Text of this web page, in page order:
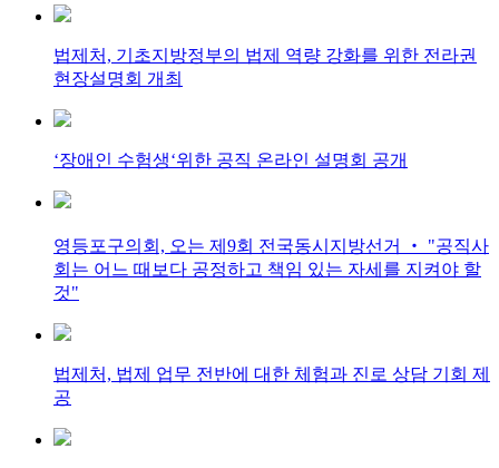
법제처, 기초지방정부의 법제 역량 강화를 위한 전라권
현장설명회 개최
‘장애인 수험생‘위한 공직 온라인 설명회 공개
영등포구의회, 오는 제9회 전국동시지방선거 ‧ "공직사
회는 어느 때보다 공정하고 책임 있는 자세를 지켜야 할
것"
법제처, 법제 업무 전반에 대한 체험과 진로 상담 기회 제
공